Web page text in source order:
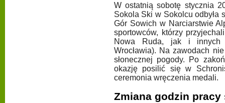
W ostatnią sobotę stycznia
Sokola Ski w Sokolcu odbyła
Gór Sowich w Narciarstwie
sportowców, którzy
Nowa Ruda, jak i innych
Wrocławia). Na zawodach
słonecznej pogody. Po
okazję posilić się w
ceremonia wręczenia medali.
Zmiana godzin pracy